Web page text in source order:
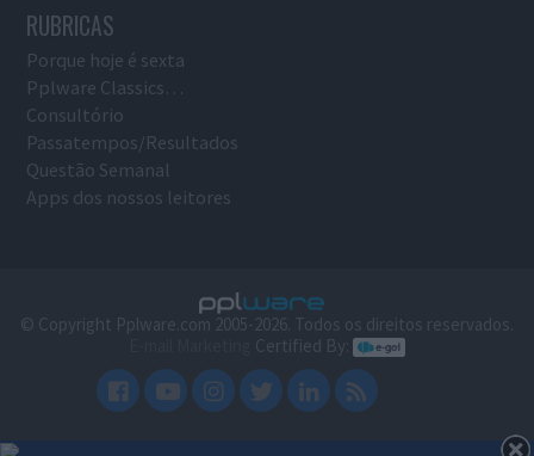
RUBRICAS
Porque hoje é sexta
Pplware Classics…
Consultório
Passatempos/Resultados
Questão Semanal
Apps dos nossos leitores
© Copyright Pplware.com 2005-2026. Todos os direitos reservados.
Certified By: